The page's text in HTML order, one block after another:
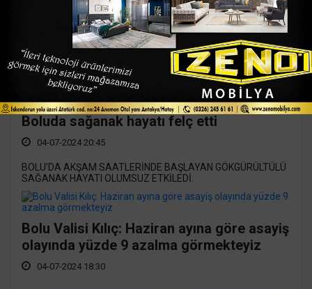
Boluda şimşekler geceyi aydınlattı
04-07-2024 21:30
Boluda sağanak hayatı felç etti
04-07-2024 20:45
BOLU’DA AKŞAM SAATLERİNDE BAŞLAYAN GÖKGÜRÜLTÜLÜ
SAĞANAK HAYATI OLUMSUZ ETKİLEDİ.
Bolu Valisi Kılıç: Haziran ayına göre asayiş
olayında yüzde 9 azalma görmekteyiz
04-07-2024 18:30